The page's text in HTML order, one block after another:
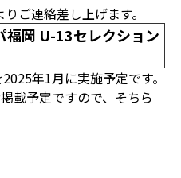
ご連絡差し上げます。
福岡 U-13セレクション
年1月に実施予定です。
載予定ですので、そちら